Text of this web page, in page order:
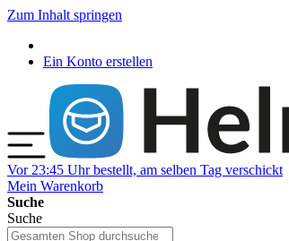
Zum Inhalt springen
Ein Konto erstellen
Vor 23:45 Uhr bestellt, am selben Tag verschickt
Mein Warenkorb
Suche
Suche